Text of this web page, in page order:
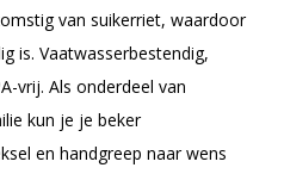
van suikerriet, waardoor
is. Vaatwasserbestendig,
vrij. Als onderdeel van
kun je je beker
en handgreep naar wens